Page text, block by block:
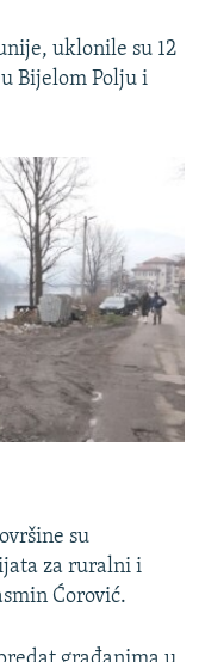
uklonile su 12
Bijelom Polju i
su
za ruralni i
Ćorović.